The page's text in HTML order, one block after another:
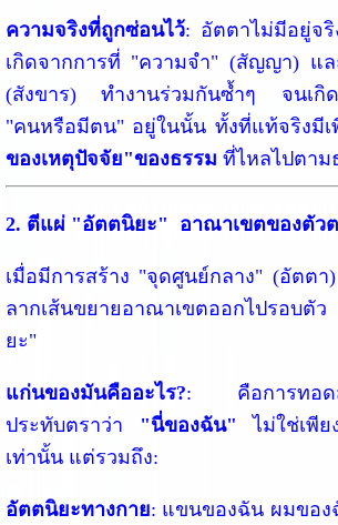
ความจริงที่ถูกซ่อนไว้: อัตตาไม่มีอยู่จ
เกิดจากการที่ "ความจำ" (สัญญา) แ
(สังขาร) ทำงานร่วมกันซ้ำๆ จนเกิด
"คนหรือมีตน" อยู่ในนั้น ทั้งที่แท้จริงมีเ
ของเหตุปัจจัย"ของธรรม ที่ไหลไปตาม
2. ตีแผ่ "อัตตนิยะ" อาณาเขตของตัว
เมื่อมีการสร้าง "จุดศูนย์กลาง" (อัตต
ลากเส้นขยายอาณาเขตออกไปรอบ
ยะ"
แก่นของมันคืออะไร?: คือการทอดส
ประทับตราว่า
"นี่ของฉัน" ไม่ใช่เพีย
เท่านั้น แต่รวมถึง:
อัตตนิยะทางกาย: แขนของฉัน ผมของ